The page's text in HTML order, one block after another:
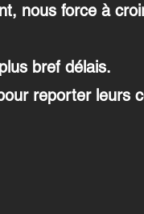
nous force à
bref délais.
reporter leurs